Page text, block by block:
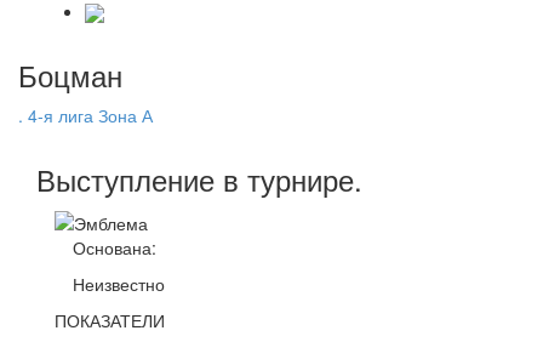
Боцман
. 4-я лига Зона А
Выступление в турнире.
Основана:
Неизвестно
ПОКАЗАТЕЛИ